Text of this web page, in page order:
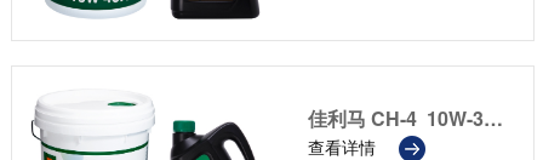
佳利马 CH-4 10W-30/15W-40/20W-50
查看详情